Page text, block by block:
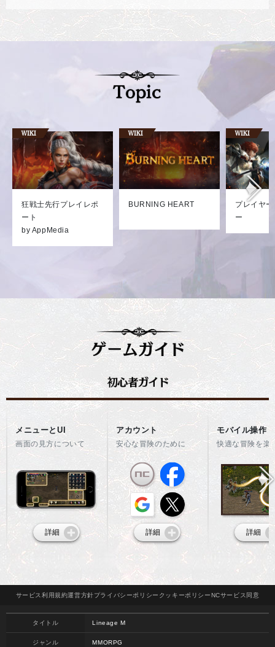
狂戦士先行プレイレポ
ート
by AppMedia
BURNING HEART
プレイヤ
ー
メニューとUI
画面の見方について
詳細
アカウント
安心な冒険のために
詳細
モバイル操作
快適な冒険を楽
詳細
サービス 利用規約運営方針プライバシーポリシー クッキーポリシーNCサービス 同意
タイトル Lineage M
ジャンル MMORPG